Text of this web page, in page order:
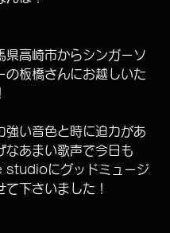
県高崎市からシンガーソ
の板橋さんにお越しいた
強い音色と時に迫力があ
なあまい歌声で今日も
にグッドミュージ
て下さいました！